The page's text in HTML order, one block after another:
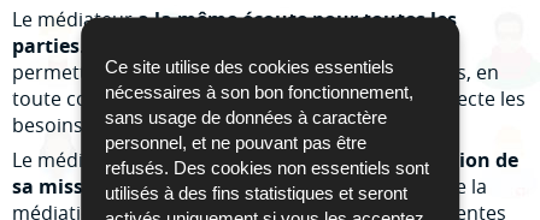
Ce site utilise des cookies essentiels
nécessaires à son bon fonctionnement,
sans usage de données à caractère
personnel, et ne pouvant pas être
refusés. Des cookies non essentiels sont
utilisés à des fins statistiques et seront
Le médiateura la même écoute pour toutes les
parties.
permettre aux parties d’élaborer par elles-mêmes, en
toute connaissance de cause, un accord qui respecte les
besoins de chacun.
Le médiateurest maître des modalités d’exécution de
sa mission.Il organise le processus et le cadre de la
médiation et guide les parties à travers ses différentes